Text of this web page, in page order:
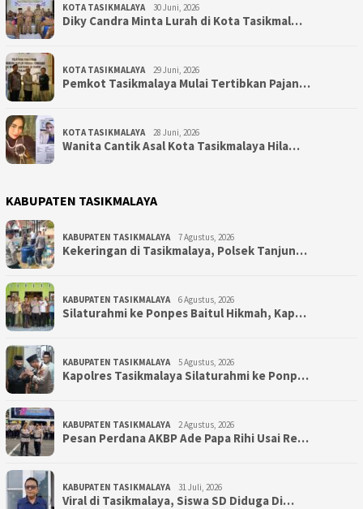
KOTA TASIKMALAYA 30 Juni, 2026
Diky Candra Minta Lurah di Kota Tasikmal…
KOTA TASIKMALAYA 29 Juni, 2026
Pemkot Tasikmalaya Mulai Tertibkan Pajan…
KOTA TASIKMALAYA 28 Juni, 2026
Wanita Cantik Asal Kota Tasikmalaya Hila…
KABUPATEN TASIKMALAYA
KABUPATEN TASIKMALAYA 7 Agustus, 2026
Kekeringan di Tasikmalaya, Polsek Tanjun…
KABUPATEN TASIKMALAYA 6 Agustus, 2026
Silaturahmi ke Ponpes Baitul Hikmah, Kap…
KABUPATEN TASIKMALAYA 5 Agustus, 2026
Kapolres Tasikmalaya Silaturahmi ke Ponp…
KABUPATEN TASIKMALAYA 2 Agustus, 2026
Pesan Perdana AKBP Ade Papa Rihi Usai Re…
KABUPATEN TASIKMALAYA 31 Juli, 2026
Viral di Tasikmalaya, Siswa SD Diduga Di…